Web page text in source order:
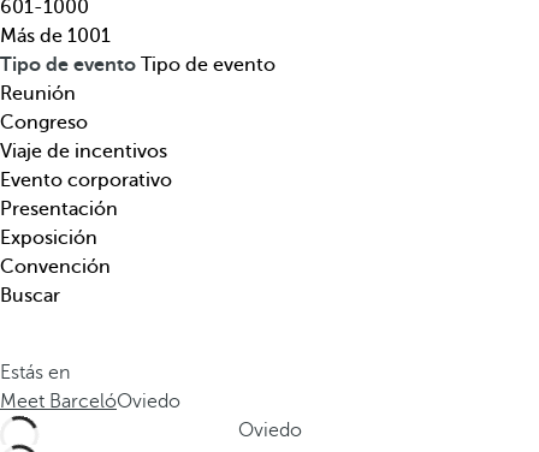
o
,
t
e
m
á
t
i
c
a
.
f
l
e
c
h
a
h
a
c
i
b
a
601-1000
Más de 1001
Tipo de evento Tipo de evento
Reunión
Congreso
Viaje de incentivos
Evento corporativo
Presentación
Exposición
Convención
Buscar
Estás en
Meet BarcelóOviedo
Oviedo